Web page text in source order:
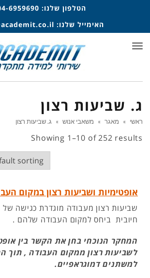
הטלפון שלנו: 6959690
האימייל שלנו:
תפריט
ג. שביעות רצון
ראשי » מאגר » משאבי אנוש » ג. שביעות רצון
Showing 1–10 of 252 results
אופטימיות ושביעות רצון במקום
שביעות רצון מעבודה מוגדרת כגישה של
חיובית ביחס למקום העבודה שלהם .
המחקר הנוכחי בחן את הקשר בין
לשביעות רצון ממקום העבודה , תוך
למשתנים דמוגראפיים.